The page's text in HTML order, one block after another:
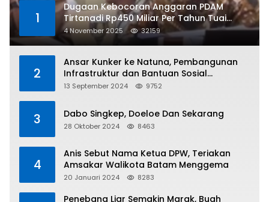
1
Dugaan Kebocoran Anggaran PDAM
Tirtanadi Rp450 Miliar Per Tahun Tuai
Kritikan
4 November 2025 32159
2
Ansar Kunker ke Natuna, Pembangunan
Infrastruktur dan Bantuan Sosial
Direalisasikan Hingga Pulau Tiga
13 September 2024 9752
3 Dabo Singkep, Doeloe Dan Sekarang
28 Oktober 2024 8463
4
Anis Sebut Nama Ketua DPW, Teriakan
Amsakar Walikota Batam Menggema
20 Januari 2024 8283
Penebang Liar Semakin Marak, Buah